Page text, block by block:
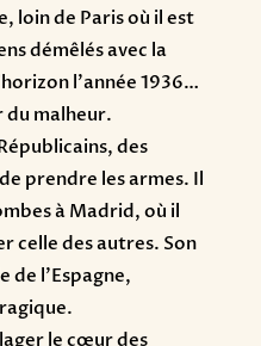
loin de Paris où il est
démêlés avec la
l’année 1936…
du malheur.
des
prendre les armes. Il
à Madrid, où il
celle des autres. Son
de l’Espagne,
le cœur des